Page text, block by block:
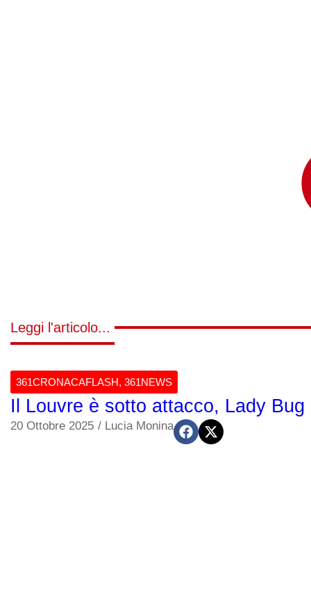
Leggi l'articolo...
361CRONACAFLASH, 361NEWS
Il Louvre è sotto attacco, Lady
20 Ottobre 2025 / Lucia Monina